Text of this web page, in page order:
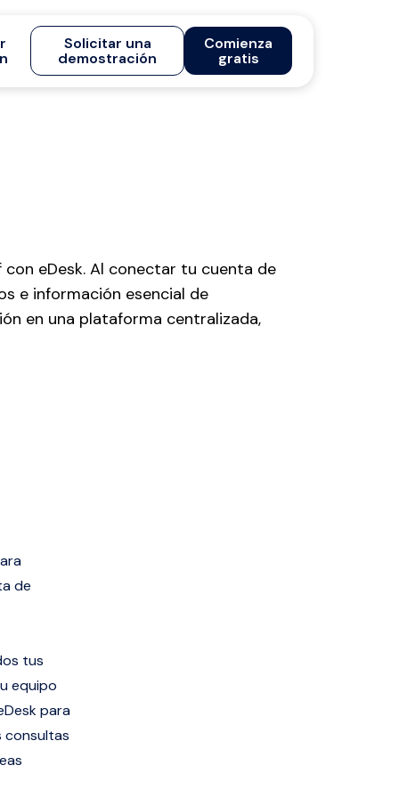
Solicitar una
demostración
Comienza
gratis
eDesk. Al conectar tu cuenta de
e información esencial de
en una plataforma centralizada,
de
tus
equipo
para
consultas